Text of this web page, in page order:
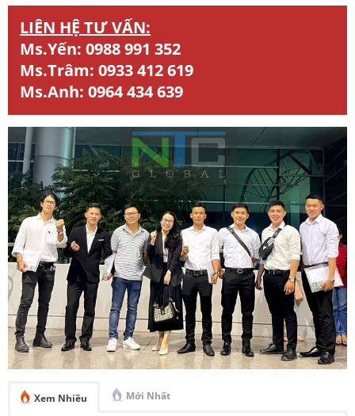
LIÊN HỆ TƯ VẤN:
Ms.Yến: 0988 991 352
Ms.Trâm: 0933 412 619
Ms.Anh: 0964 434 639
Xem Nhiều Mới Nhất